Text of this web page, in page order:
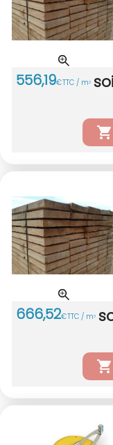
556,19€TTC / m3
666,52€TTC / m3